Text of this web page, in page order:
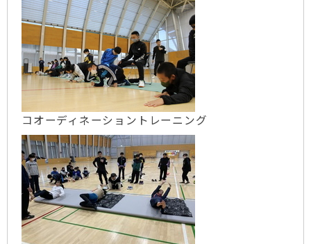
コオーディネーショントレーニング